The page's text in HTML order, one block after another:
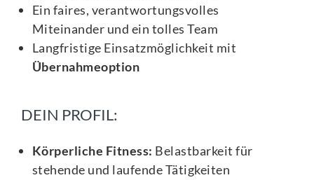
Ein faires, verantwortungsvolles
Miteinander und ein tolles Team
Langfristige Einsatzmöglichkeit mit
Übernahmeoption
DEIN PROFIL:
Körperliche Fitness: Belastbarkeit für
stehende und laufende Tätigkeiten